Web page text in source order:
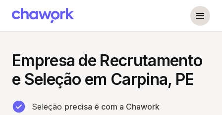
Empresa de Recrutamento
e Seleção em Carpina, PE
Seleção precisa é com a Chawork